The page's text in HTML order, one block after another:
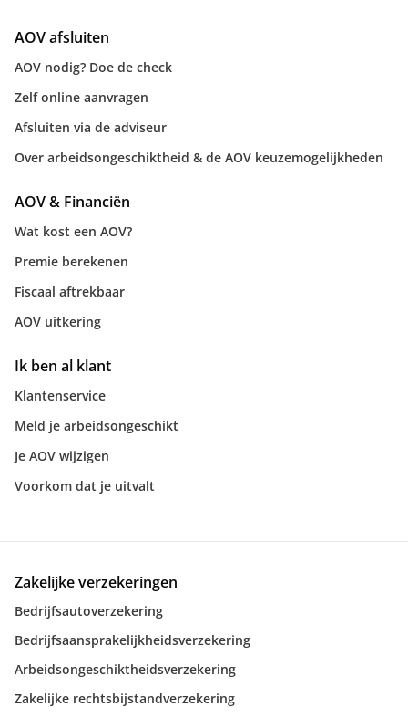
AOV afsluiten
AOV nodig? Doe de check
Zelf online aanvragen
Afsluiten via de adviseur
Over arbeidsongeschiktheid & de AOV keuzemogelijkheden
AOV & Financiën
Wat kost een AOV?
Premie berekenen
Fiscaal aftrekbaar
AOV uitkering
Ik ben al klant
Klantenservice
Meld je arbeidsongeschikt
Je AOV wijzigen
Voorkom dat je uitvalt
Zakelijke verzekeringen
Bedrijfsautoverzekering
Bedrijfsaansprakelijkheidsverzekering
Arbeidsongeschiktheidsverzekering
Zakelijke rechtsbijstandverzekering